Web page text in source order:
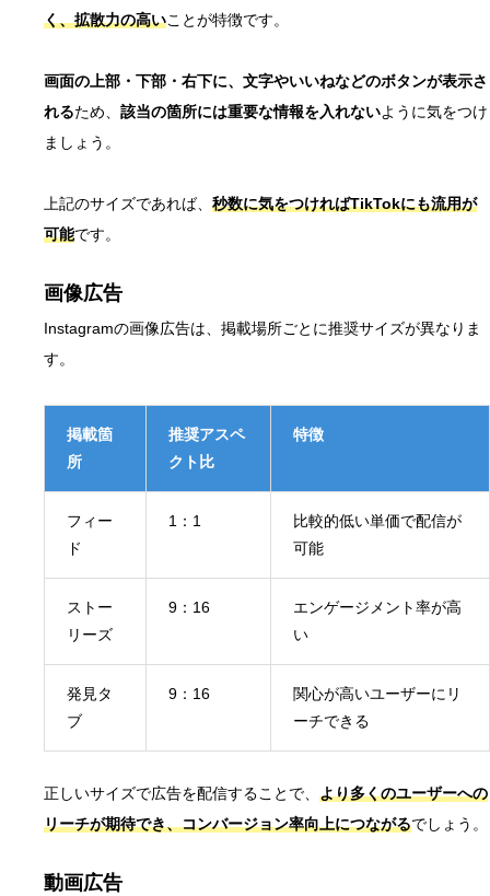
く、拡散力の高いことが特徴です。
画面の上部・下部・右下に、文字やいいねなどのボタンが表示さ
れるため、 該当の箇所には重要な情報を入れないように気をつけ
ましょう。
上記のサイズであれば、 秒数に気をつければTikTokにも流用が
可能です。
画像広告
Instagramの画像広告は、掲載場所ごとに推奨サイズが異なりま
す。
掲載箇
所
推奨アスペ
クト比
特徴
フィー
ド
1：1
比較的低い単価で配信が
可能
ストー
リーズ
9：16
エンゲージメント率が高
い
発見タ
ブ
9：16
関心が高いユーザーにリ
ーチできる
正しいサイズで広告を配信することで、 より多くのユーザーへの
リーチが期待でき、コンバージョン率向上につながるでしょう。
動画広告